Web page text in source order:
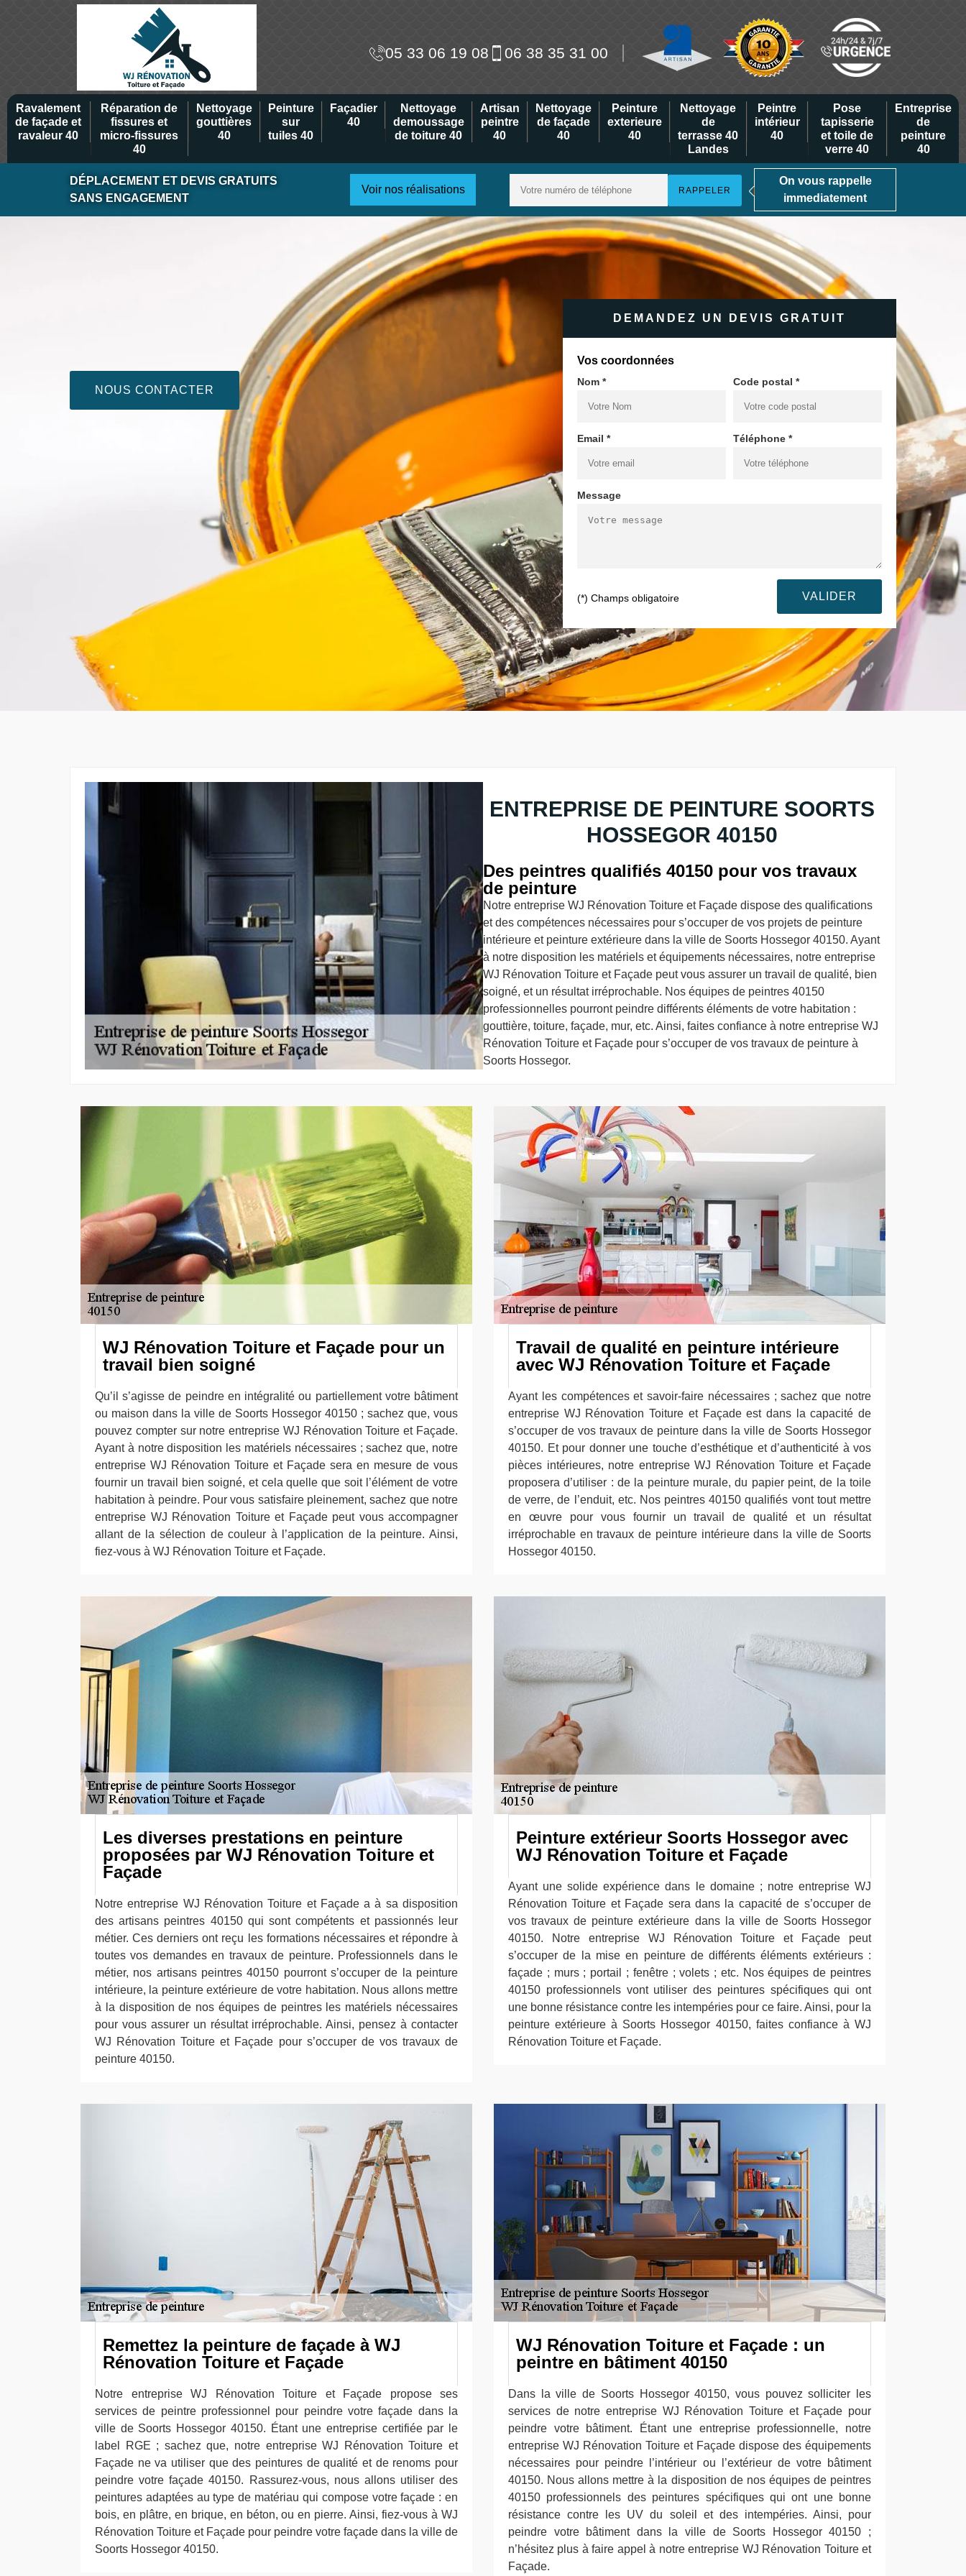
05 33 06 19 08 06 38 35 31 00
Ravalement
de façade et
ravaleur 40
Réparation de
fissures et
micro-fissures
40
Nettoyage
gouttières
40
Peinture
sur
tuiles 40
Façadier
40
Nettoyage
demoussage
de toiture 40
Artisan
peintre
40
Nettoyage
de façade
40
Peinture
exterieure
40
Nettoyage
de
terrasse 40
Landes
Peintre
intérieur
40
Pose
tapisserie
et toile de
verre 40
Entreprise
de
peinture
40
DÉPLACEMENT ET DEVIS GRATUITS
SANS ENGAGEMENT
Voir nos réalisations
On vous rappelle
immediatement
NOUS CONTACTER
DEMANDEZ UN DEVIS GRATUIT
Vos coordonnées
Nom * Code postal *
Email * Téléphone *
Message
(*) Champs obligatoire
ENTREPRISE DE PEINTURE SOORTS
HOSSEGOR 40150
Des peintres qualifiés 40150 pour vos travaux
de peinture
Notre entreprise WJ Rénovation Toiture et Façade dispose des qualifications
et des compétences nécessaires pour s’occuper de vos projets de peinture
intérieure et peinture extérieure dans la ville de Soorts Hossegor 40150. Ayant
à notre disposition les matériels et équipements nécessaires, notre entreprise
WJ Rénovation Toiture et Façade peut vous assurer un travail de qualité, bien
soigné, et un résultat irréprochable. Nos équipes de peintres 40150
professionnelles pourront peindre différents éléments de votre habitation :
gouttière, toiture, façade, mur, etc. Ainsi, faites confiance à notre entreprise WJ
Rénovation Toiture et Façade pour s’occuper de vos travaux de peinture à
Soorts Hossegor.
WJ Rénovation Toiture et Façade pour un
travail bien soigné
Qu’il s’agisse de peindre en intégralité ou partiellement votre bâtiment
ou maison dans la ville de Soorts Hossegor 40150 ; sachez que, vous
pouvez compter sur notre entreprise WJ Rénovation Toiture et Façade.
Ayant à notre disposition les matériels nécessaires ; sachez que, notre
entreprise WJ Rénovation Toiture et Façade sera en mesure de vous
fournir un travail bien soigné, et cela quelle que soit l’élément de votre
habitation à peindre. Pour vous satisfaire pleinement, sachez que notre
entreprise WJ Rénovation Toiture et Façade peut vous accompagner
allant de la sélection de couleur à l’application de la peinture. Ainsi,
fiez-vous à WJ Rénovation Toiture et Façade.
Travail de qualité en peinture intérieure
avec WJ Rénovation Toiture et Façade
Ayant les compétences et savoir-faire nécessaires ; sachez que notre
entreprise WJ Rénovation Toiture et Façade est dans la capacité de
s’occuper de vos travaux de peinture dans la ville de Soorts Hossegor
40150. Et pour donner une touche d’esthétique et d’authenticité à vos
pièces intérieures, notre entreprise WJ Rénovation Toiture et Façade
proposera d’utiliser : de la peinture murale, du papier peint, de la toile
de verre, de l’enduit, etc. Nos peintres 40150 qualifiés vont tout mettre
en œuvre pour vous fournir un travail de qualité et un résultat
irréprochable en travaux de peinture intérieure dans la ville de Soorts
Hossegor 40150.
Les diverses prestations en peinture
proposées par WJ Rénovation Toiture et
Façade
Notre entreprise WJ Rénovation Toiture et Façade a à sa disposition
des artisans peintres 40150 qui sont compétents et passionnés leur
métier. Ces derniers ont reçu les formations nécessaires et répondre à
toutes vos demandes en travaux de peinture. Professionnels dans le
métier, nos artisans peintres 40150 pourront s’occuper de la peinture
intérieure, la peinture extérieure de votre habitation. Nous allons mettre
à la disposition de nos équipes de peintres les matériels nécessaires
pour vous assurer un résultat irréprochable. Ainsi, pensez à contacter
WJ Rénovation Toiture et Façade pour s’occuper de vos travaux de
peinture 40150.
Peinture extérieur Soorts Hossegor avec
WJ Rénovation Toiture et Façade
Ayant une solide expérience dans le domaine ; notre entreprise WJ
Rénovation Toiture et Façade sera dans la capacité de s’occuper de
vos travaux de peinture extérieure dans la ville de Soorts Hossegor
40150. Notre entreprise WJ Rénovation Toiture et Façade peut
s’occuper de la mise en peinture de différents éléments extérieurs :
façade ; murs ; portail ; fenêtre ; volets ; etc. Nos équipes de peintres
40150 professionnels vont utiliser des peintures spécifiques qui ont
une bonne résistance contre les intempéries pour ce faire. Ainsi, pour la
peinture extérieure à Soorts Hossegor 40150, faites confiance à WJ
Rénovation Toiture et Façade.
Remettez la peinture de façade à WJ
Rénovation Toiture et Façade
Notre entreprise WJ Rénovation Toiture et Façade propose ses
services de peintre professionnel pour peindre votre façade dans la
ville de Soorts Hossegor 40150. Étant une entreprise certifiée par le
label RGE ; sachez que, notre entreprise WJ Rénovation Toiture et
Façade ne va utiliser que des peintures de qualité et de renoms pour
peindre votre façade 40150. Rassurez-vous, nous allons utiliser des
peintures adaptées au type de matériau qui compose votre façade : en
bois, en plâtre, en brique, en béton, ou en pierre. Ainsi, fiez-vous à WJ
Rénovation Toiture et Façade pour peindre votre façade dans la ville de
Soorts Hossegor 40150.
WJ Rénovation Toiture et Façade : un
peintre en bâtiment 40150
Dans la ville de Soorts Hossegor 40150, vous pouvez solliciter les
services de notre entreprise WJ Rénovation Toiture et Façade pour
peindre votre bâtiment. Étant une entreprise professionnelle, notre
entreprise WJ Rénovation Toiture et Façade dispose des équipements
nécessaires pour peindre l’intérieur ou l’extérieur de votre bâtiment
40150. Nous allons mettre à la disposition de nos équipes de peintres
40150 professionnels des peintures spécifiques qui ont une bonne
résistance contre les UV du soleil et des intempéries. Ainsi, pour
peindre votre bâtiment dans la ville de Soorts Hossegor 40150 ;
n’hésitez plus à faire appel à notre entreprise WJ Rénovation Toiture et
Façade.